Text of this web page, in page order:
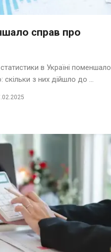
справ про
в Україні поменшало
з них дійшло до ...